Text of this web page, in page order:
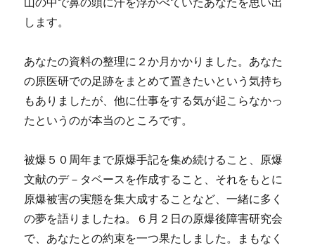
します。
あなたの資料の整理に２か月かかりました。あなた
の原医研での足跡をまとめて置きたいという気持ち
もありましたが、他に仕事をする気が起こらなかっ
たというのが本当のところです。
被爆５０周年まで原爆手記を集め続けること、原爆
文献のデ－タベースを作成すること、それをもとに
原爆被害の実態を集大成することなど、一緒に多く
の夢を語りましたね。６月２日の原爆後障害研究会
で、あなたとの約束を一つ果たしました。まもなく